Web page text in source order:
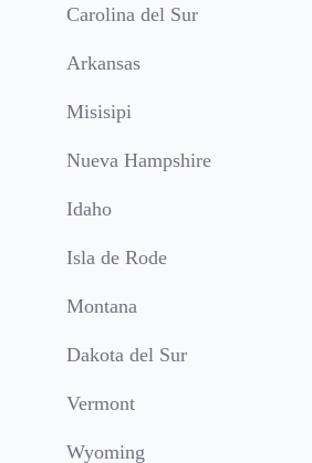
Carolina del Sur
Arkansas
Misisipi
Nueva Hampshire
Idaho
Isla de Rode
Montana
Dakota del Sur
Vermont
Wyoming